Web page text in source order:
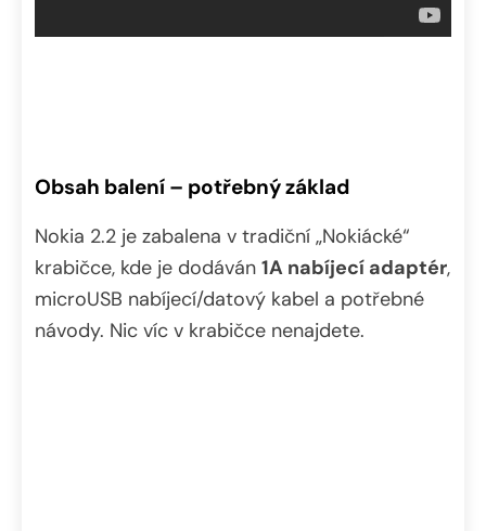
Obsah balení – potřebný základ
Nokia 2.2 je zabalena v tradiční „Nokiácké“
krabičce, kde je dodáván 1A nabíjecí adaptér,
microUSB nabíjecí/datový kabel a potřebné
návody. Nic víc v krabičce nenajdete.